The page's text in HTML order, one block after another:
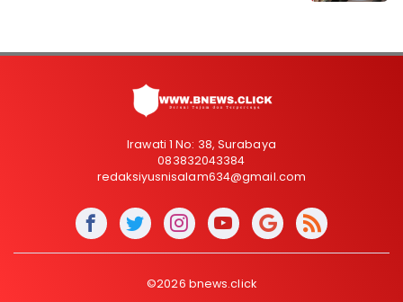
Irawati 1 No: 38, Surabaya
083832043384
redaksiyusnisalam634@gmail.com
©2026 bnews.click